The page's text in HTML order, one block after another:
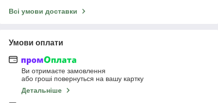
Всі умови доставки
Умови оплати
Ви отримаєте замовлення
або гроші повернуться на вашу картку
Детальніше